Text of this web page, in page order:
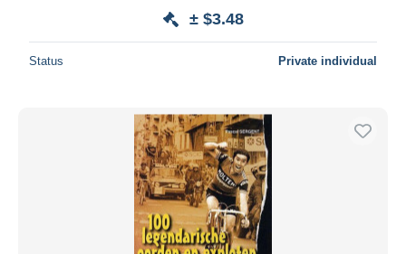
± $3.48
Status Private individual